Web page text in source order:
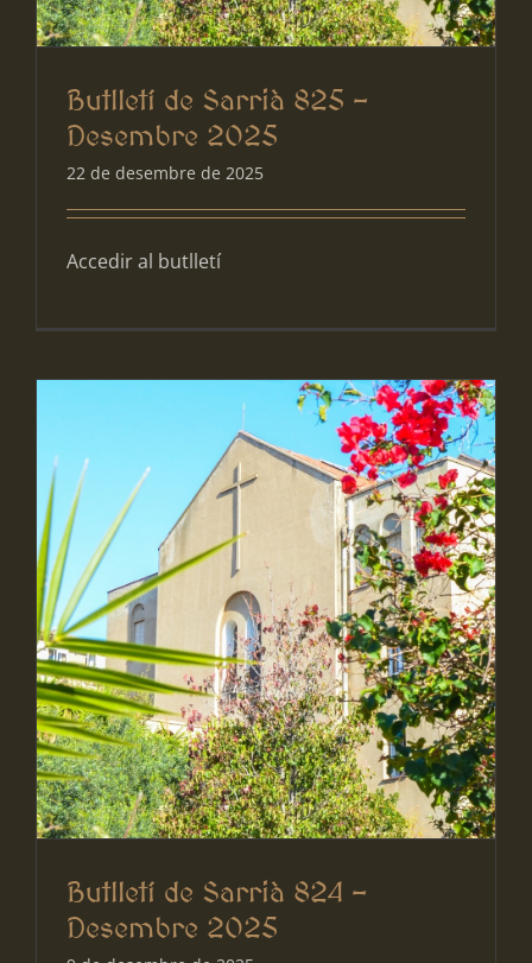
Butlletí de Sarrià 825 –
Desembre 2025
22 de desembre de 2025
Accedir al butlletí
Butlletí de Sarrià 824 –
Desembre 2025